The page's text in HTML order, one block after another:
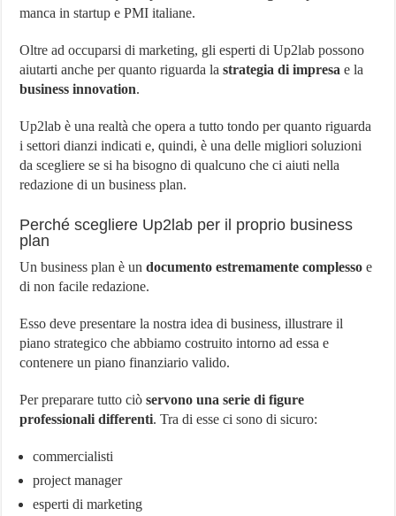
manca in startup e PMI italiane.
Oltre ad occuparsi di marketing, gli esperti di Up2lab possono
aiutarti anche per quanto riguarda lastrategia di impresa e la
business innovation.
Up2lab è una realtà che opera a tutto tondo per quanto riguarda
i settori dianzi indicati e, quindi, è una delle migliori soluzioni
da scegliere se si ha bisogno di qualcuno che ci aiuti nella
redazione di un business plan.
Perché scegliere Up2lab per il proprio business
plan
Un business plan è undocumento estremamente complesso e
di non facile redazione.
Esso deve presentare la nostra idea di business, illustrare il
piano strategico che abbiamo costruito intorno ad essa e
contenere un piano finanziario valido.
Per preparare tutto ciòservono una serie di figure
professionali differenti. Tra di esse ci sono di sicuro:
commercialisti
project manager
esperti di marketing